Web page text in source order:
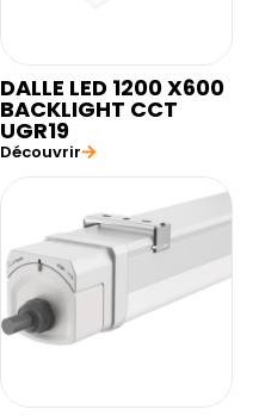
DALLE LED 1200 X600
BACKLIGHT CCT
UGR19
Découvrir